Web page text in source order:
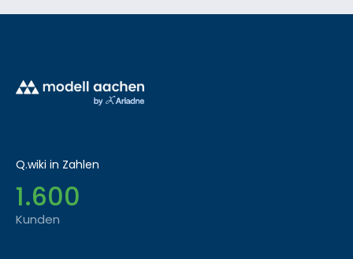
Q.wiki in Zahlen
1.600
Kunden